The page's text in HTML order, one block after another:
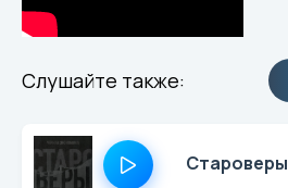
Слушайте также:
Староверы